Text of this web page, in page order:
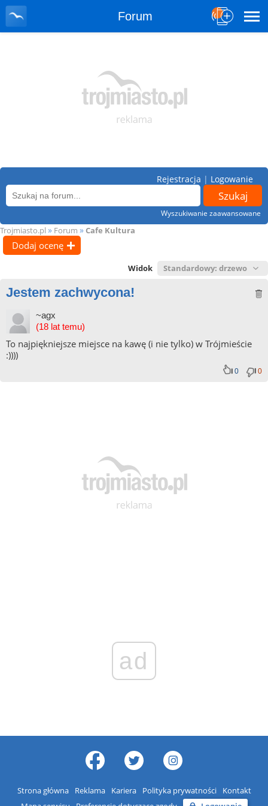
Forum
Wyszukiwanie zaawansowane
Rejestracja | Logowanie
Trojmiasto.pl » Forum » Cafe Kultura
Dodaj ocenę
Widok
Jestem zachwycona!
~agx
(18 lat temu)
To najpiękniejsze miejsce na kawę (i nie tylko) w Trójmieście
:))))
0 0
ad
Strona główna Reklama Kariera Polityka prywatności
Kontakt